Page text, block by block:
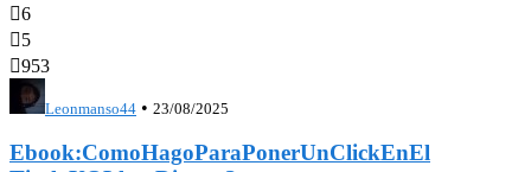
6
5
953
Leonmanso44 • 23/08/2025
Ebook:ComoHagoParaPonerUnClickEnEl